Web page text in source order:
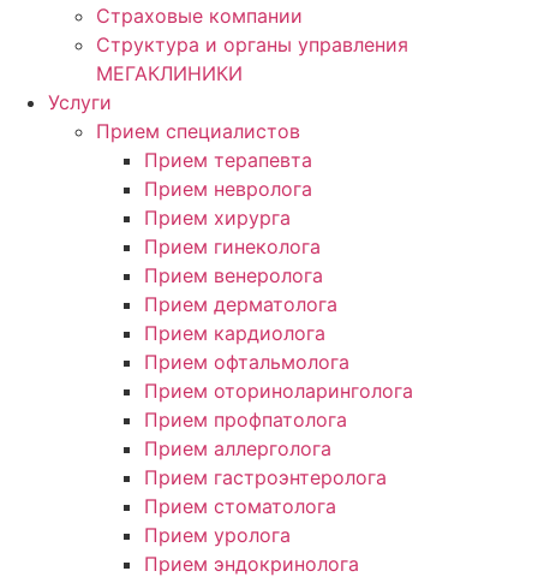
Страховые компании
Структура и органы управления
МЕГАКЛИНИКИ
Услуги
Прием специалистов
Прием терапевта
Прием невролога
Прием хирурга
Прием гинеколога
Прием венеролога
Прием дерматолога
Прием кардиолога
Прием офтальмолога
Прием оториноларинголога
Прием профпатолога
Прием аллерголога
Прием гастроэнтеролога
Прием стоматолога
Прием уролога
Прием эндокринолога